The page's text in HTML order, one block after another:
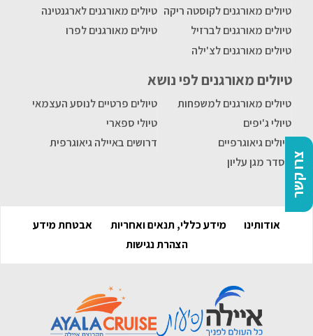
צרו קשר
טיולים מאורגנים לקוסטה ריקה טיולים מאורגנים לארגנטינה
טיולים מאורגנים לברזיל
טיולים מאורגנים לפרו
טיולים מאורגנים לצ'ילה
טיולים מאורגנים לפי נושא
טיולים מאורגנים למשפחות
טיולים פרטיים לנוסע העצמאי
טיולי ג'יפים
טיולי ספארי
טיולים גיאוגרפיים
דרושים באיילה גיאוגרפית
הסדר מגן עליון
אודותינו מידע כללי, תנאים ואחריות
אבטחת מידע
הצהרת נגישות